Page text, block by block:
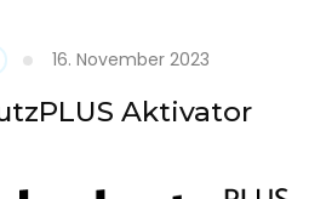
Schlacht
im
Netz
16. November 2023
Aktivator